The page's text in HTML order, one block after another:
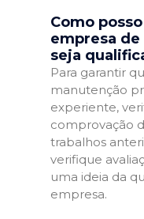
Como
empresa
seja
Para garantir
manutenção
experiente,
comprovação
trabalhos
verifique
uma ideia da
empresa.